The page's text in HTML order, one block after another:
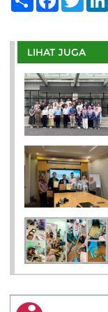
e
a
b
o
o
k
w
t
e
r
LIHAT JUGA